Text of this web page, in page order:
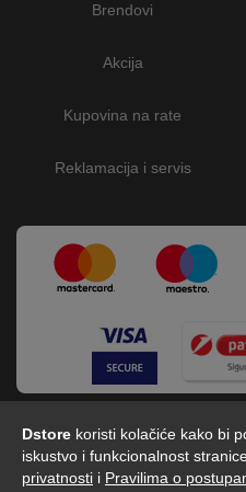
Dstore koristi kolačiće kako bi
iskustvo i funkcionalnost
privatnosti i Pravilima o
Brendovi
Akcija
Kupovina na rate
Reklamacija i servis